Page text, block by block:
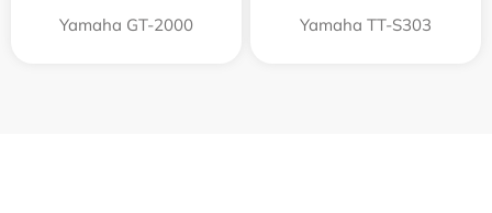
Yamaha GT-2000 Yamaha TT-S303